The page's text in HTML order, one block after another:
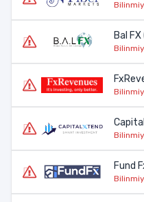
Bal FX
Fund